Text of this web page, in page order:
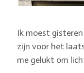
Ik moest
zijn voor het
me gelukt om